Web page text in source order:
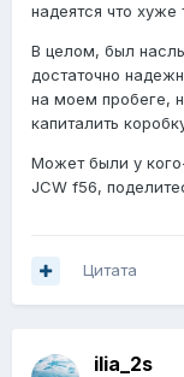
надеятся что хуже
В целом, был
достаточно
на моем пробеге,
капиталить
Может были у
JCW f56,
Цитата
ilia_2s